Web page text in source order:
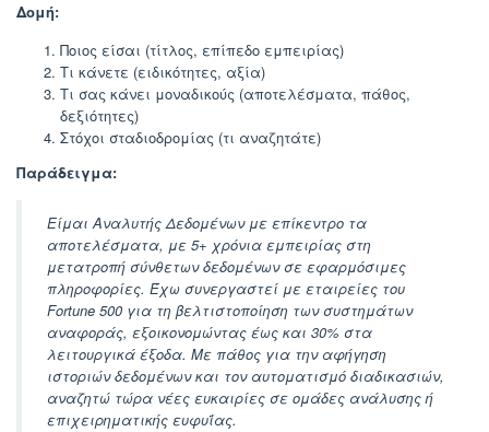
Δομή:
Ποιος είσαι (τίτλος, επίπεδο εμπειρίας)
Τι κάνετε (ειδικότητες, αξία)
Τι σας κάνει μοναδικούς (αποτελέσματα, πάθος,
δεξιότητες)
Στόχοι σταδιοδρομίας (τι αναζητάτε)
Παράδειγμα:
Είμαι Αναλυτής Δεδομένων με επίκεντρο τα
αποτελέσματα, με 5+ χρόνια εμπειρίας στη
μετατροπή σύνθετων δεδομένων σε εφαρμόσιμες
πληροφορίες. Έχω συνεργαστεί με εταιρείες του
Fortune 500 για τη βελτιστοποίηση των συστημάτων
αναφοράς, εξοικονομώντας έως και 30% στα
λειτουργικά έξοδα. Με πάθος για την αφήγηση
ιστοριών δεδομένων και τον αυτοματισμό διαδικασιών,
αναζητώ τώρα νέες ευκαιρίες σε ομάδες ανάλυσης ή
επιχειρηματικής ευφυΐας.